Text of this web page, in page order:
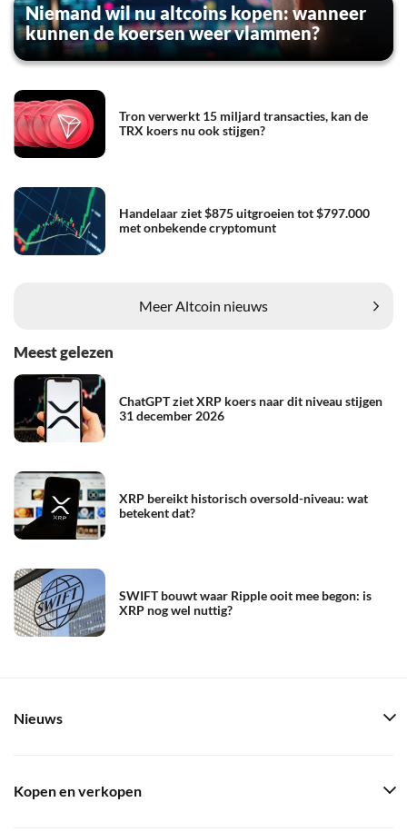
Niemand wil nu altcoins kopen: wanneer
kunnen de koersen weer vlammen?
Tron verwerkt 15 miljard transacties, kan de
TRX koers nu ook stijgen?
Handelaar ziet $875 uitgroeien tot $797.000
met onbekende cryptomunt
Meer Altcoin nieuws
Meest gelezen
ChatGPT ziet XRP koers naar dit niveau stijgen
31 december 2026
XRP bereikt historisch oversold-niveau: wat
betekent dat?
SWIFT bouwt waar Ripple ooit mee begon: is
XRP nog wel nuttig?
Nieuws
Kopen en verkopen